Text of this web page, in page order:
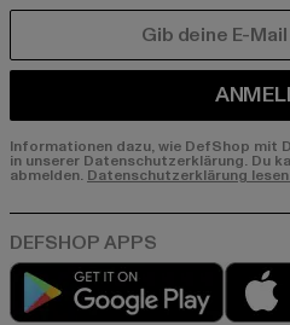
Informationen dazu, wie DefShop mit
in unserer Datenschutzerklärung. Du
abmelden. Datenschutzerklärung
Play